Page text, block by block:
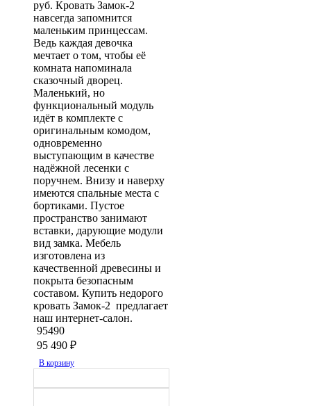
руб. Кровать Замок-2
навсегда запомнится
маленьким принцессам.
Ведь каждая девочка
мечтает о том, чтобы её
комната напоминала
сказочный дворец.
Маленький, но
функциональный модуль
идёт в комплекте с
оригинальным комодом,
одновременно
выступающим в качестве
надёжной лесенки с
поручнем. Внизу и наверху
имеются спальные места с
бортиками. Пустое
пространство занимают
вставки, дарующие модули
вид замка. Мебель
изготовлена из
качественной древесины и
покрыта безопасным
составом. Купить недорого
кровать Замок-2 предлагает
наш интернет-салон.
95490
95 490 ₽
В корзину